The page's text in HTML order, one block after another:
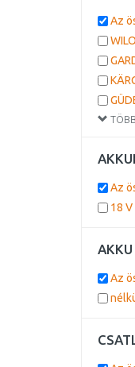
TÖBB
Az
WILO
Az
18 V
AKKU
Az